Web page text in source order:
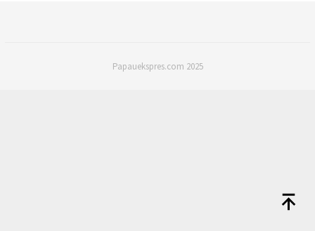
Papauekspres.com 2025